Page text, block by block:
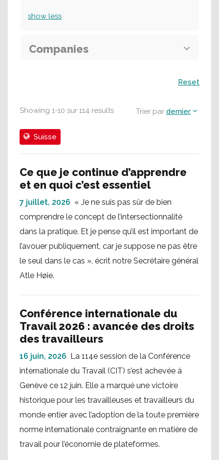
Showing 1-10 sur 114 results Trier par dernier
Suisse
Ce que je continue d’apprendre
et en quoi c’est essentiel
7 juillet, 2026 « Je ne suis pas sûr de bien
comprendre le concept de l’intersectionnalité
dans la pratique. Et je pense qu’il est important de
l’avouer publiquement, car je suppose ne pas être
le seul dans le cas », écrit notre Secrétaire général
Atle Høie.
Conférence internationale du
Travail 2026 : avancée des droits
des travailleurs
16 juin, 2026 La 114e session de la Conférence
internationale du Travail (CIT) s’est achevée à
Genève ce 12 juin. Elle a marqué une victoire
historique pour les travailleuses et travailleurs du
monde entier avec l’adoption de la toute première
norme internationale contraignante en matière de
travail pour l’économie de plateformes.
show less
Companies
Reset